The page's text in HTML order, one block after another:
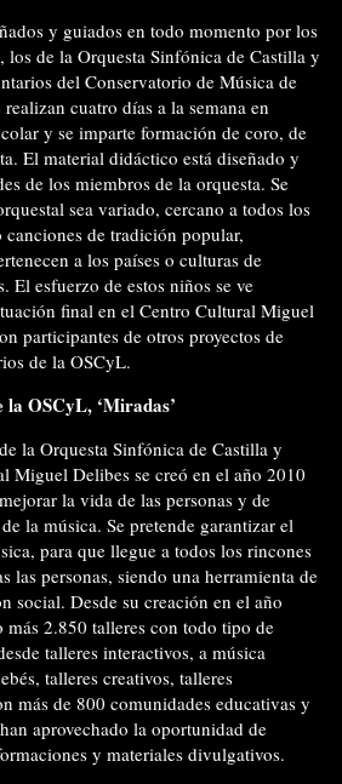
y guiados en todo momento por los
los de la Orquesta Sinfónica de Castilla y
del Conservatorio de Música de
cuatro días a la semana en
y se imparte formación de coro, de
El material didáctico está diseñado y
de los miembros de la orquesta. Se
sea variado, cercano a todos los
de tradición popular,
a los países o culturas de
El esfuerzo de estos niños se ve
final en el Centro Cultural Miguel
participantes de otros proyectos de
de la OSCyL.
OSCyL, ‘Miradas’
la Orquesta Sinfónica de Castilla y
Miguel Delibes se creó en el año 2010
la vida de las personas y de
la música. Se pretende garantizar el
para que llegue a todos los rincones
las personas, siendo una herramienta de
social. Desde su creación en el año
más 2.850 talleres con todo tipo de
talleres interactivos, a música
talleres creativos, talleres
más de 800 comunidades educativas y
aprovechado la oportunidad de
y materiales divulgativos.